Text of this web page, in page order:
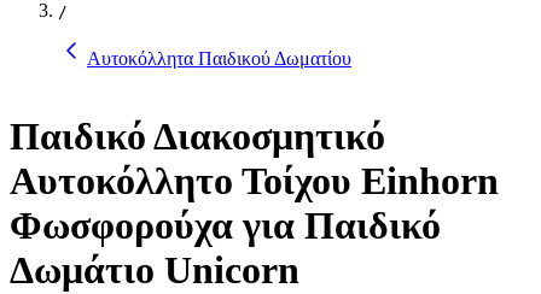
/
Αυτοκόλλητα Παιδικού Δωματίου
Παιδικό Διακοσμητικό
Αυτοκόλλητο Τοίχου Einhorn
Φωσφορούχα για Παιδικό
Δωμάτιο Unicorn